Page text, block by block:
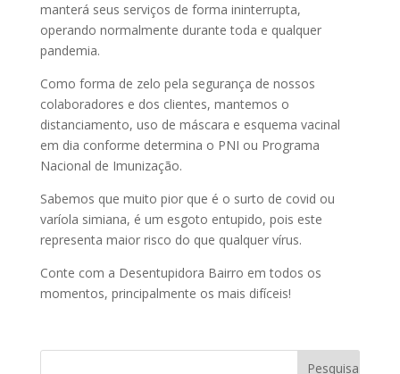
manterá seus serviços de forma ininterrupta,
operando normalmente durante toda e qualquer
pandemia.
Como forma de zelo pela segurança de nossos
colaboradores e dos clientes, mantemos o
distanciamento, uso de máscara e esquema vacinal
em dia conforme determina o PNI ou Programa
Nacional de Imunização.
Sabemos que muito pior que é o surto de covid ou
varíola simiana, é um esgoto entupido, pois este
representa maior risco do que qualquer vírus.
Conte com a Desentupidora Bairro em todos os
momentos, principalmente os mais difíceis!